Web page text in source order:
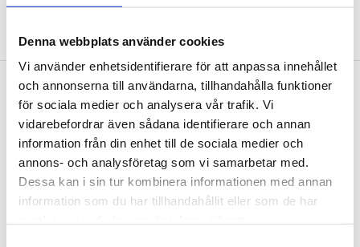
Denna webbplats använder cookies
Vi använder enhetsidentifierare för att anpassa innehållet
och annonserna till användarna, tillhandahålla funktioner
för sociala medier och analysera vår trafik. Vi
vidarebefordrar även sådana identifierare och annan
information från din enhet till de sociala medier och
annons- och analysföretag som vi samarbetar med.
Dessa kan i sin tur kombinera informationen med annan
information som du har tillhandahållit eller som de har
Nyhetsbrev
PRENUMERERA